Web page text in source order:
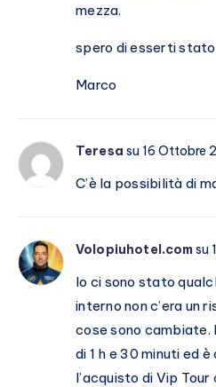
mezza.
spero di esserti stato
Marco
Teresa su 16 Ottobre
C’è la possibilità di
Volopiuhotel.comsu
Io ci sono stato
interno non c’era un
cose sono cambiate.
di 1 h e 30 minuti ed
l’acquisto di Vip